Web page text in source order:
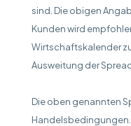
sind. Die obigen
Kunden wird
Wirtschaftskalender
Ausweitung der
Die oben genannten